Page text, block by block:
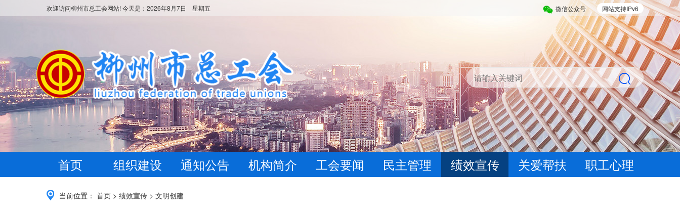
网站支持IPv6
微信公众号
欢迎访问柳州市总工会网站! 今天是： 2026年8月7日 星期五
首页 组织建设 通知公告 机构简介 工会要闻 民主管理 绩效宣传 关爱帮扶 职工心理
当前位置： 首页 > 绩效宣传 > 文明创建